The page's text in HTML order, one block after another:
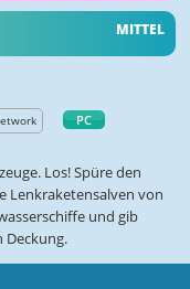
MITTEL
PC
Los! Spüre den
Lenkraketensalven von
und gib